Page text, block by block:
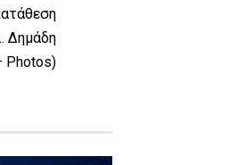
Δημάδη
Photos)